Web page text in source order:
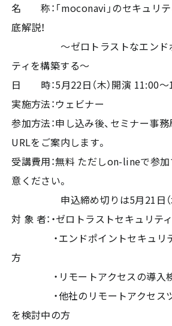
名 称：「moconavi」のセキュリ
底解説！
～ゼロトラストなエンドポ
ティを構築する～
日 時：5月22日（木）開演 11:00
実施方法：ウェビナー
参加方法：申し込み後、セミナー事
URLをご案内します。
受講費用：無料 ただしon-lineで参
意ください。
申込締め切りは5月21日（水
対 象 者：・ゼロトラストセキュリテ
・エンドポイントセキュリテ
方
・リモートアクセスの導入
・他社のリモートアクセスツ
を検討中の方